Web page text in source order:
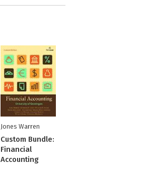
Jones Warren
Custom Bundle:
Financial
Accounting